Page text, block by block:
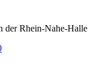
der Rhein-Nahe-Halle